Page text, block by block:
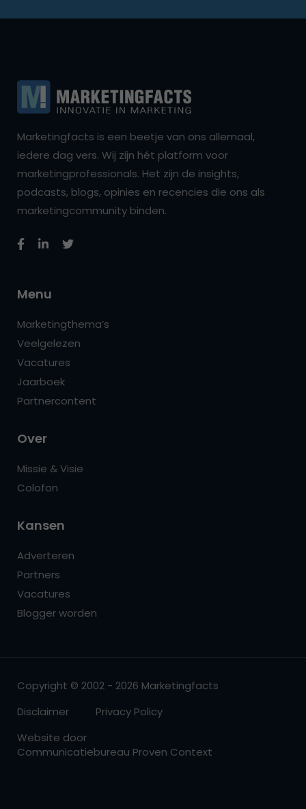
Marketingfacts is een beetje van ons allemaal,
iedere dag vers. Wij zijn hét platform voor
marketingprofessionals. Het zijn de insights,
podcasts, blogs, opinies en recencies die ons als
marketingcommunity binden.
Menu
Marketingthema’s
Veelgelezen
Vacatures
Jaarboek
Partnercontent
Over
Missie & Visie
Colofon
Kansen
Adverteren
Partners
Vacatures
Blogger worden
Copyright © 2002 - 2026 Marketingfacts
Disclaimer
Privacy Policy
Website door
Communicatiebureau Proven Context